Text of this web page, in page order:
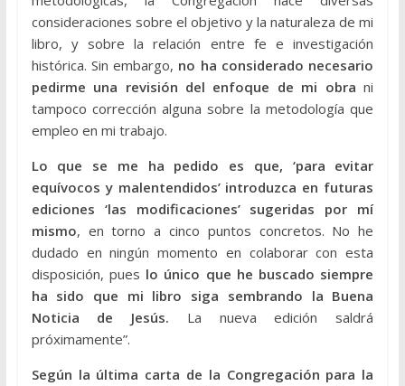
consideraciones sobre el objetivo y la naturaleza de mi
libro, y sobre la relación entre fe e investigación
histórica. Sin embargo, no ha considerado necesario
pedirme una revisión del enfoque de mi obra ni
tampoco corrección alguna sobre la metodología que
empleo en mi trabajo.
Lo que se me ha pedido es que, ‘para evitar
equívocos y malentendidos’ introduzca en futuras
ediciones ‘las modificaciones’ sugeridas por mí
mismo, en torno a cinco puntos concretos. No he
dudado en ningún momento en colaborar con esta
disposición, pues lo único que he buscado siempre
ha sido que mi libro siga sembrando la Buena
Noticia de Jesús. La nueva edición saldrá
próximamente”.
Según la última carta de la Congregación para la